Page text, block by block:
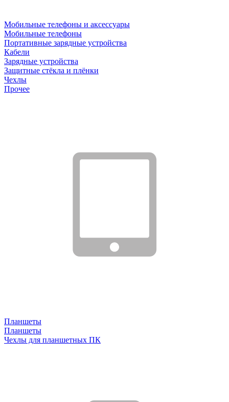
Мобильные телефоны и аксессуары
Мобильные телефоны
Портативные зарядные устройства
Кабели
Зарядные устройства
Защитные стёкла и плёнки
Чехлы
Прочее
Планшеты
Планшеты
Чехлы для планшетных ПК